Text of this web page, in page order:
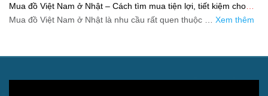
Mua đồ Việt Nam ở Nhật – Cách tìm mua tiện lợi, tiết kiệm cho
người xa quê
Mua đồ Việt Nam ở Nhật là nhu cầu rất quen thuộc … Xem thêm